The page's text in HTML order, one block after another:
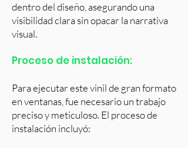
dentro del diseño, asegurando una
visibilidad clara sin opacar la narrativa
visual.
Proceso de instalación:
Para ejecutar este vinil de gran formato
en ventanas, fue necesario un trabajo
preciso y meticuloso. El proceso de
instalación incluyó: